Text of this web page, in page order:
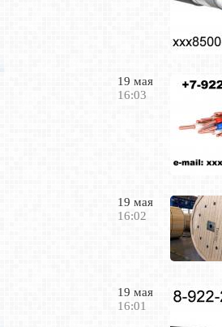
19 мая
16:03
19 мая
16:02
19 мая
16:01